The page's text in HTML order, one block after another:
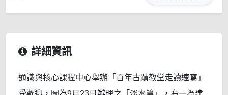
詳細資訊
通識與核心課程中心舉辦「百年古蹟教堂走讀速寫」